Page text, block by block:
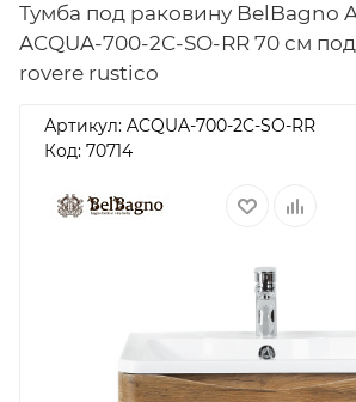
Тумба под раковину BelBagno
ACQUA-700-2C-SO-RR 70 см
rovere rustico
Артикул: ACQUA-700-2C-SO-RR
Код: 70714